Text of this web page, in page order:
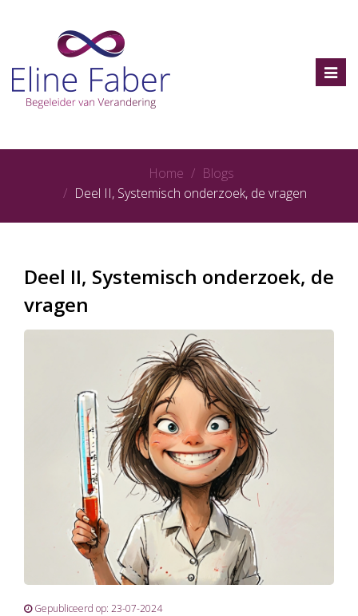
Home
Blogs
Deel II, Systemisch onderzoek, de vragen
Deel II, Systemisch onderzoek, de
vragen
Gepubliceerd op: 23-07-2024